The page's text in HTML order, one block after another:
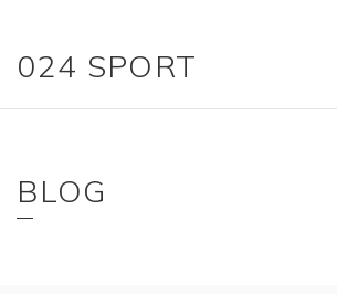
024 SPORT
BLOG